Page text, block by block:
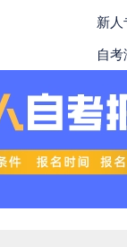
新
自